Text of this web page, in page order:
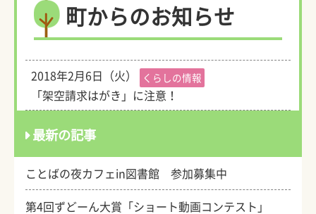
町からのお知らせ
2018年2月6日（火） くらしの情報
「架空請求はがき」に注意！
最新の記事
ことばの夜カフェin図書館 参加募集中
第4回ずどーん大賞「ショート動画コンテスト」